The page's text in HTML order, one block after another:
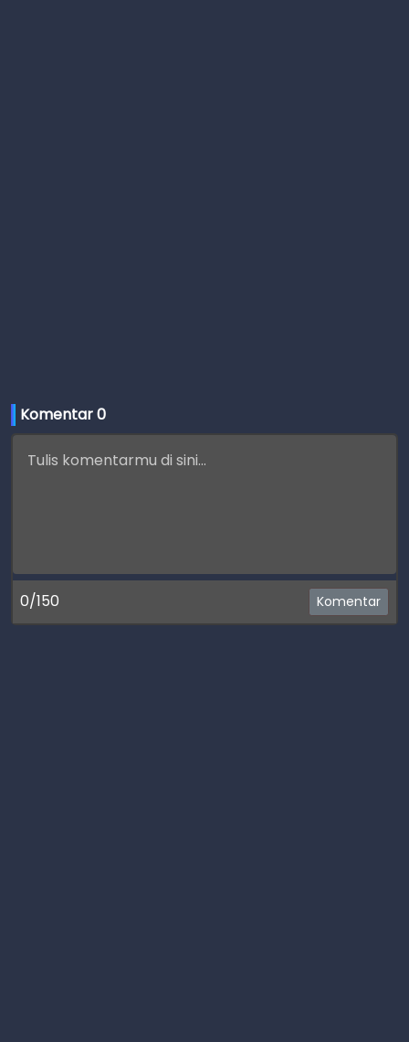
Komentar 0
0/150 Komentar